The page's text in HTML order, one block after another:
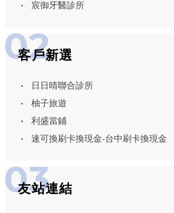
宸御牙醫診所
客戶新選
日日晴聯合診所
柚子旅遊
利盛當鋪
速可換刷卡換現金-台中刷卡換現金
友站連結